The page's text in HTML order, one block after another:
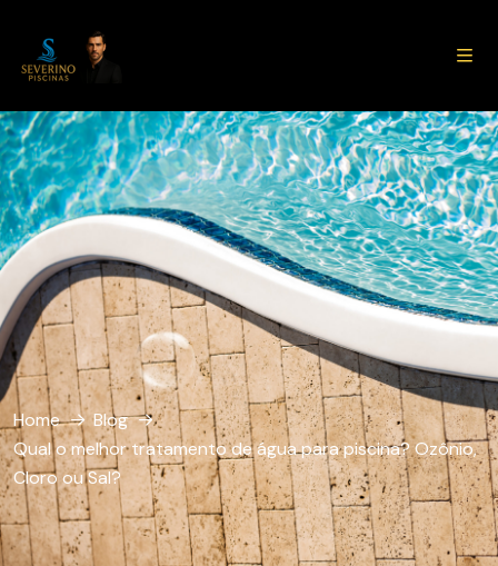
Home
Blog
Qual o melhor tratamento de água para piscina? Ozônio,
Cloro ou Sal?